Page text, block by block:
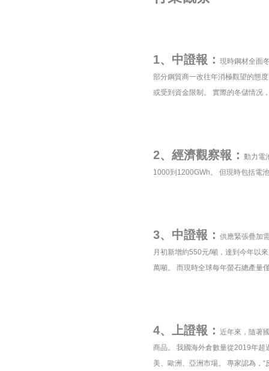
1、中證報： 現時鋼材全面
部分鋼貿商一改往年消極觀望的態
或受到資金限制。 實際的冬儲情况
2、經濟觀察報： 動力電
1000到1200GWh。 但現時包括電
3、中證報： 供應緊張疊加
月初新增約550元/噸，達到今年以
萬噸。 而現時全球每年螢石總產量
4、上證報： 近年來，隨著
商品。 我國海外倉數量從2019年
美、歐洲、亞洲市場。 專家認為，